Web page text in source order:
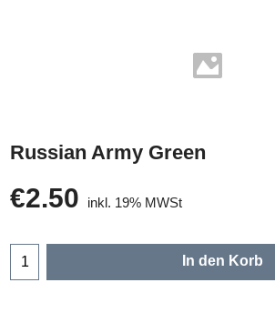
Russian Army Green
€2.50 inkl. 19% MWSt
In den Korb